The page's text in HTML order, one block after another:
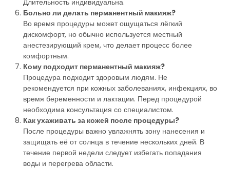
Больно ли делать перманентный макияж?
Во время процедуры может ощущаться лёгкий
дискомфорт, но обычно используется местный
анестезирующий крем, что делает процесс более
комфортным.
Кому подходит перманентный макияж?
Процедура подходит здоровым людям. Не
рекомендуется при кожных заболеваниях, инфекциях, во
время беременности и лактации. Перед процедурой
необходима консультация со специалистом.
Как ухаживать за кожей после процедуры?
После процедуры важно увлажнять зону нанесения и
защищать её от солнца в течение нескольких дней. В
течение первой недели следует избегать попадания
воды и перегрева области.